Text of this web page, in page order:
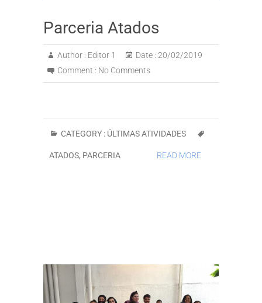
Parceria Atados
Author : Editor 1 Date : 20/02/2019
Comment : No Comments
CATEGORY : ÚLTIMAS ATIVIDADES
ATADOS, PARCERIA READ MORE